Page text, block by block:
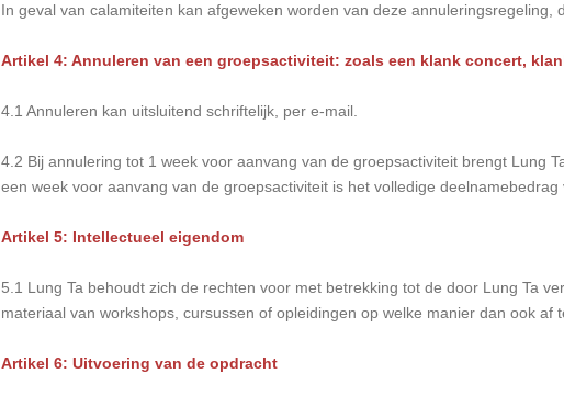
In geval van calamiteiten kan afgeweken worden van deze annuleringsregeling,
Artikel 4: Annuleren van een groepsactiviteit: zoals een klank concert,
4.1 Annuleren kan uitsluitend schriftelijk, per e-mail.
4.2 Bij annulering tot 1 week voor aanvang van de groepsactiviteit brengt Lung
een week voor aanvang van de groepsactiviteit is het volledige deelnamebedrag
Artikel 5: Intellectueel eigendom
5.1 Lung Ta behoudt zich de rechten voor met betrekking tot de door Lung Ta
materiaal van workshops, cursussen of opleidingen op welke manier dan ook af
Artikel 6: Uitvoering van de opdracht